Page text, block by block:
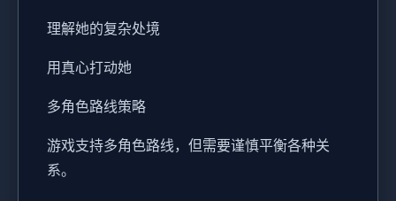
理解她的复杂处境
用真心打动她
多角色路线策略
游戏支持多角色路线，但需要谨慎平衡各种关
系。